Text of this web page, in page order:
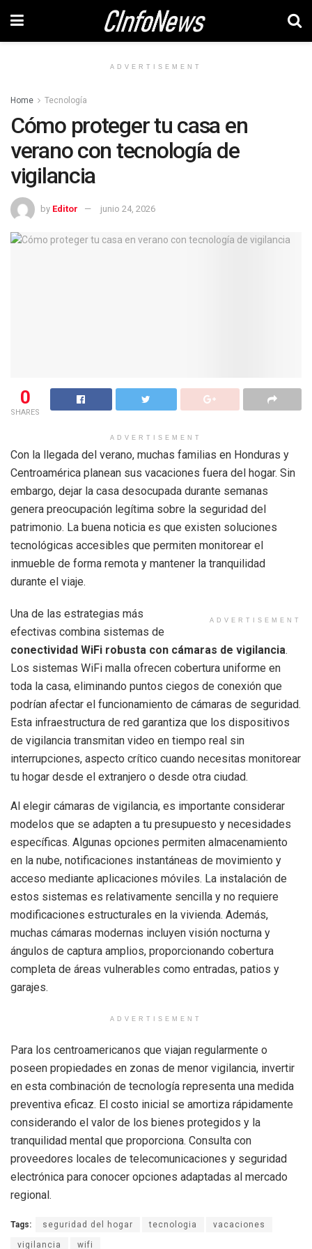
ADVERTISEMENT
Home Tecnología
Cómo proteger tu casa en
verano con tecnología de
vigilancia
by Editor junio 24, 2026
0
SHARES
ADVERTISEMENT
Con la llegada del verano, muchas familias en Honduras y
Centroamérica planean sus vacaciones fuera del hogar. Sin
embargo, dejar la casa desocupada durante semanas
genera preocupación legítima sobre la seguridad del
patrimonio. La buena noticia es que existen soluciones
tecnológicas accesibles que permiten monitorear el
inmueble de forma remota y mantener la tranquilidad
durante el viaje.
ADVERTISEMENT
Una de las estrategias más
efectivas combina sistemas de
conectividad WiFi robusta con cámaras de vigilancia.
Los sistemas WiFi malla ofrecen cobertura uniforme en
toda la casa, eliminando puntos ciegos de conexión que
podrían afectar el funcionamiento de cámaras de seguridad.
Esta infraestructura de red garantiza que los dispositivos
de vigilancia transmitan video en tiempo real sin
interrupciones, aspecto crítico cuando necesitas monitorear
tu hogar desde el extranjero o desde otra ciudad.
Al elegir cámaras de vigilancia, es importante considerar
modelos que se adapten a tu presupuesto y necesidades
específicas. Algunas opciones permiten almacenamiento
en la nube, notificaciones instantáneas de movimiento y
acceso mediante aplicaciones móviles. La instalación de
estos sistemas es relativamente sencilla y no requiere
modificaciones estructurales en la vivienda. Además,
muchas cámaras modernas incluyen visión nocturna y
ángulos de captura amplios, proporcionando cobertura
completa de áreas vulnerables como entradas, patios y
garajes.
ADVERTISEMENT
Para los centroamericanos que viajan regularmente o
poseen propiedades en zonas de menor vigilancia, invertir
en esta combinación de tecnología representa una medida
preventiva eficaz. El costo inicial se amortiza rápidamente
considerando el valor de los bienes protegidos y la
tranquilidad mental que proporciona. Consulta con
proveedores locales de telecomunicaciones y seguridad
electrónica para conocer opciones adaptadas al mercado
regional.
Tags: seguridad del hogar tecnologia vacaciones
vigilancia wifi